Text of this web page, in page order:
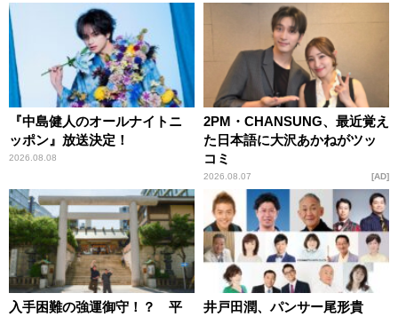
す！」
『中島健人のオールナイトニ
ッポン』放送決定！
2026.08.08
2PM・CHANSUNG、最近覚え
た日本語に大沢あかねがツッ
コミ
2026.08.07 AD
入手困難の強運御守！？ 平
井戸田潤、パンサー尾形貴